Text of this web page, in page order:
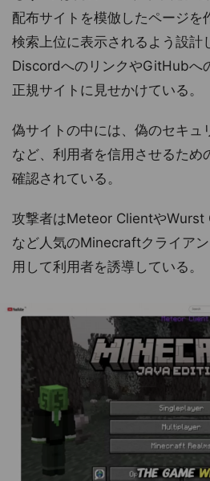
配布サイトを模倣したページを
検索上位に表示されるよう設計
DiscordへのリンクやGitHubへ
正規サイトに見せかけている。
偽サイトの中には、偽のセキュ
など、利用者を信用させるため
確認されている。
攻撃者はMeteor Clientや
など人気のMinecraftクライア
用して利用者を誘導している。